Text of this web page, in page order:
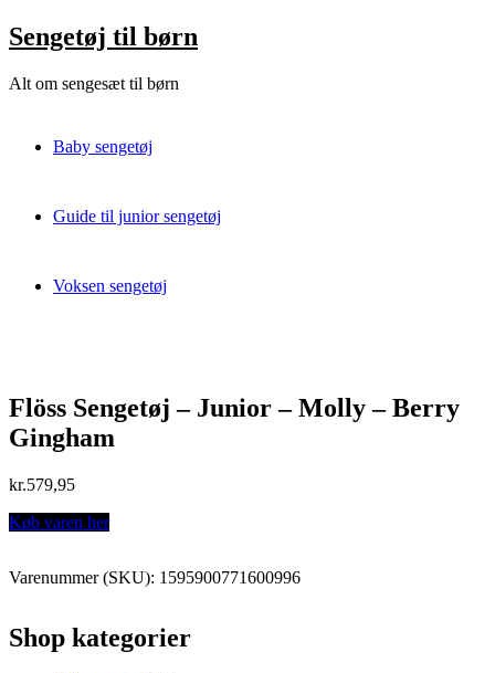
Skip
to
Sengetøj til børn
Alt om sengesæt til børn
Baby sengetøj
Guide til junior sengetøj
Voksen sengetøj
Flöss Sengetøj – Junior – Molly – Berry
Gingham
kr.579,95
Køb varen her
Varenummer (SKU): 1595900771600996
Shop kategorier